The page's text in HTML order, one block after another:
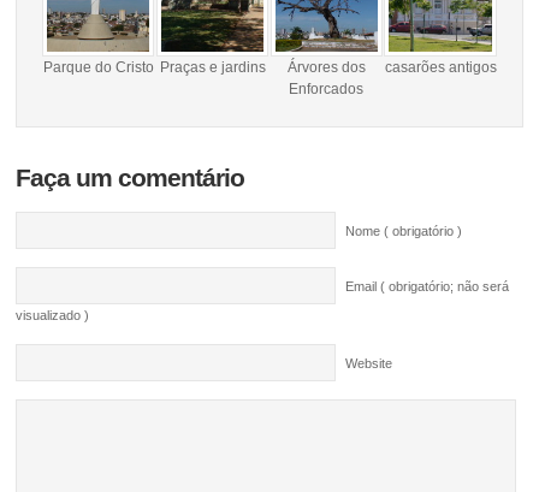
Parque do Cristo Praças e jardins
Árvores dos
Enforcados
casarões antigos
Faça um comentário
Nome ( obrigatório )
Email ( obrigatório; não será
visualizado )
Website